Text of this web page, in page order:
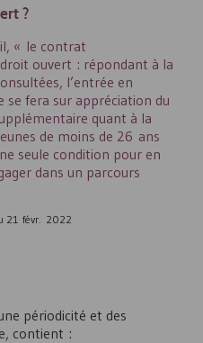
?
« le contrat
ouvert : répondant à la
l’entrée en
se fera sur appréciation du
quant à la
de moins de 26 ans
seule condition pour en
dans un parcours
21 févr. 2022
périodicité et des
contient :